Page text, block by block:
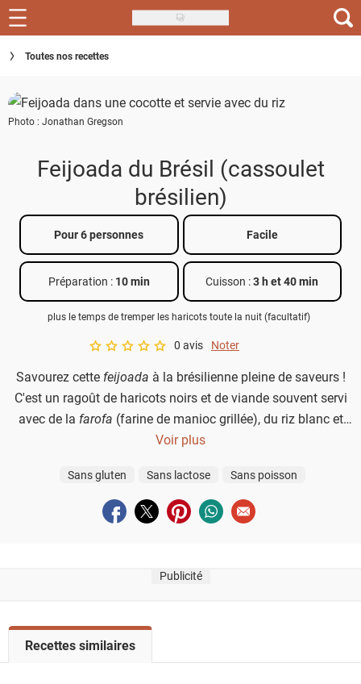
Skip
to
main
Recettes
Inspirations
Conseils
Menu de la semaine
Téléchargez l'app Saveurs Recettes
Index des recettes
Guide d'achat
Toutes nos recettes
Photo : Jonathan Gregson
Feijoada du Brésil (cassoulet
brésilien)
Pour 6 personnes Facile
Préparation : 10 min Cuisson :3 h et 40 min
plus le temps de tremper les haricots toute la nuit (facultatif)
A star rating of 0 out of 5.
0 avis Noter
Savourez cette feijoada à la brésilienne pleine de saveurs !
C'est un ragoût de haricots noirs et de viande souvent servi
avec de la farofa (farine de manioc grillée), du riz blanc et
des tranches d'orange.
Voir plus
Sans gluten Sans lactose Sans poisson
Partager sur facebook
Partager sur twitter
Partager sur pinterest
Partager sur whatsapp
Envoyer à un ami
Publicité
o
Recettes similaires